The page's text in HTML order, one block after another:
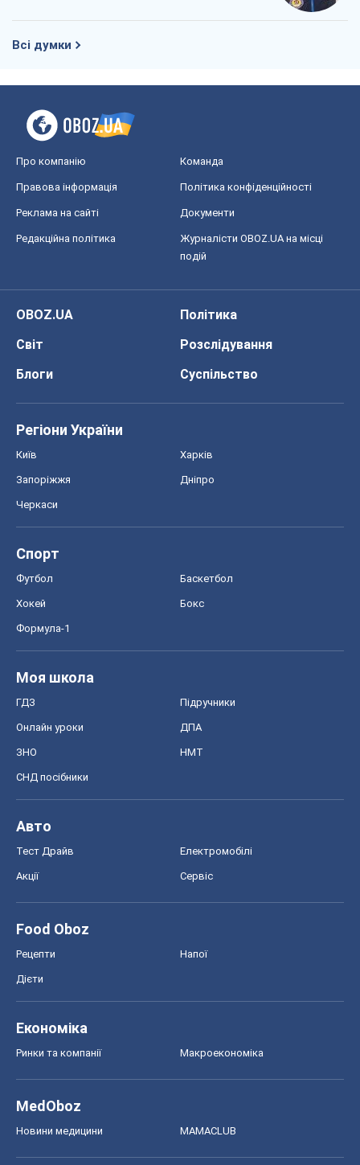
Всі думки
Про компанію Команда
Правова інформація Політика конфіденційності
Реклама на сайті Документи
Редакційна політика
Журналісти OBOZ.UA на місці
подій
OBOZ.UA
Політика
Світ
Розслідування
Блоги
Суспільство
Регіони України
Київ Харків
Запоріжжя Дніпро
Черкаси
Спорт
Футбол Баскетбол
Хокей Бокс
Формула-1
Моя школа
ГДЗ Підручники
Онлайн уроки ДПА
ЗНО НМТ
СНД посібники
Авто
Тест Драйв Електромобілі
Акції Сервіс
Food Oboz
Рецепти Напої
Дієти
Економіка
Ринки та компанії Макроекономіка
MedOboz
Новини медицини MAMACLUB